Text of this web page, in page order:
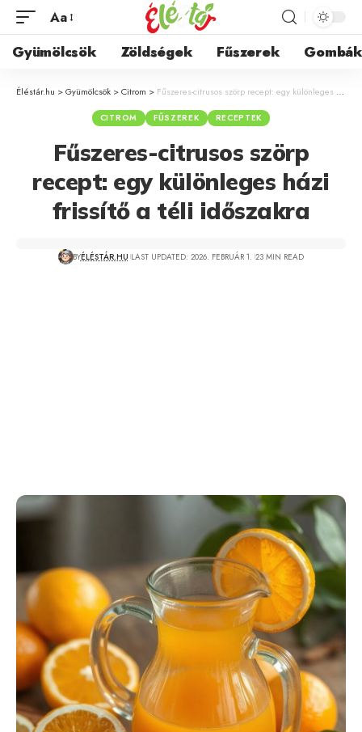
Aa
Gyümölcsök Zöldségek Fűszerek Gombák
Éléstár.hu >Gyümölcsök >Citrom > Fűszeres-citrusos szörp recept: egy különleges házi frissítő a téli időszakra
CITROM FŰSZEREK RECEPTEK
Fűszeres-citrusos szörp
recept: egy különleges házi
frissítő a téli időszakra
BYÉLÉSTÁR.HU LAST UPDATED: 2026. FEBRUÁR 1. 23 MIN READ